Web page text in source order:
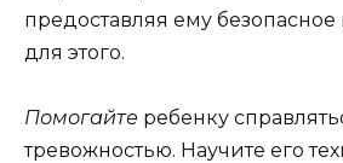
предоставляя ему безопасное
для этого.
Помогайте ребенку
тревожностью. Научите его